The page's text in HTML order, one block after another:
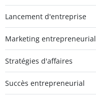
Lancement d'entreprise
Marketing entrepreneurial
Stratégies d'affaires
Succès entrepreneurial